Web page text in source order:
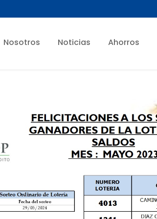
Nosotros Noticias Ahorros